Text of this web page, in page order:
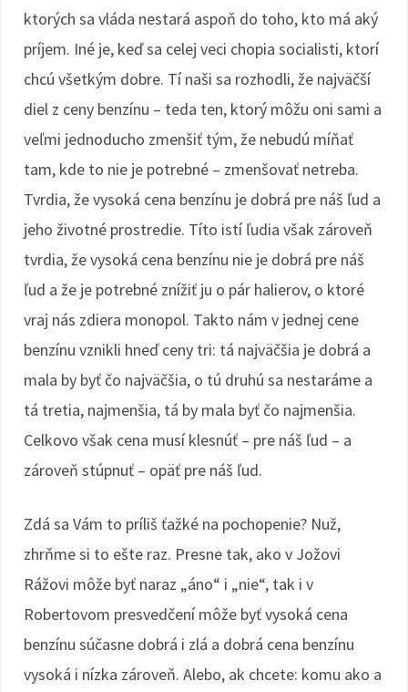
ktorých sa vláda nestará aspoň do toho, kto má aký
príjem. Iné je, keď sa celej veci chopia socialisti, ktorí
chcú všetkým dobre. Tí naši sa rozhodli, že najväčší
diel z ceny benzínu – teda ten, ktorý môžu oni sami a
veľmi jednoducho zmenšiť tým, že nebudú míňať
tam, kde to nie je potrebné – zmenšovať netreba.
Tvrdia, že vysoká cena benzínu je dobrá pre náš ľud a
jeho životné prostredie. Títo istí ľudia však zároveň
tvrdia, že vysoká cena benzínu nie je dobrá pre náš
ľud a že je potrebné znížiť ju o pár halierov, o ktoré
vraj nás zdiera monopol. Takto nám v jednej cene
benzínu vznikli hneď ceny tri: tá najväčšia je dobrá a
mala by byť čo najväčšia, o tú druhú sa nestaráme a
tá tretia, najmenšia, tá by mala byť čo najmenšia.
Celkovo však cena musí klesnúť – pre náš ľud – a
zároveň stúpnuť – opäť pre náš ľud.
Zdá sa Vám to príliš ťažké na pochopenie? Nuž,
zhrňme si to ešte raz. Presne tak, ako v Jožovi
Rážovi môže byť naraz „áno“ i „nie“, tak i v
Robertovom presvedčení môže byť vysoká cena
benzínu súčasne dobrá i zlá a dobrá cena benzínu
vysoká i nízka zároveň. Alebo, ak chcete: komu ako a